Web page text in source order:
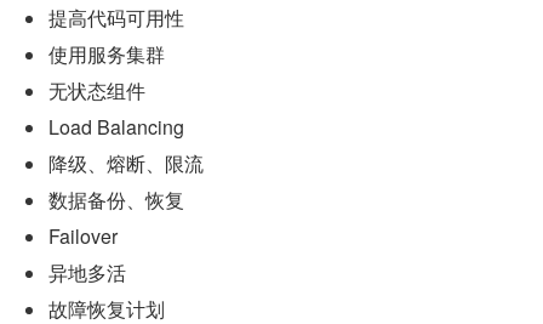
提高代码可用性
使用服务集群
无状态组件
Load Balancing
降级、熔断、限流
数据备份、恢复
Failover
异地多活
故障恢复计划